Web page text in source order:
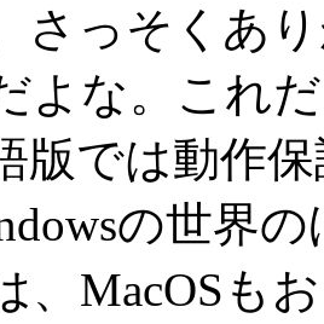
さっそくあ
よな。これ
版では動作
の世界
、MacOSも